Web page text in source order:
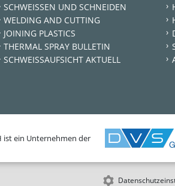
SCHWEISSEN UND SCHNEIDEN
WELDING AND CUTTING
JOINING PLASTICS
THERMAL SPRAY BULLETIN
SCHWEISSAUFSICHT AKTUELL
ist ein Unternehmen der